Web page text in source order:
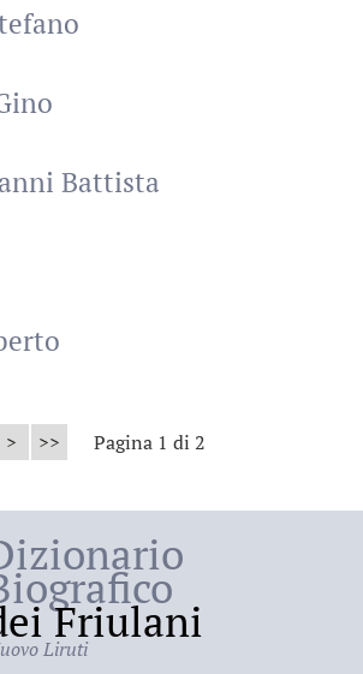
Battista
> >> Pagina 1 di 2
Friulani
Liruti